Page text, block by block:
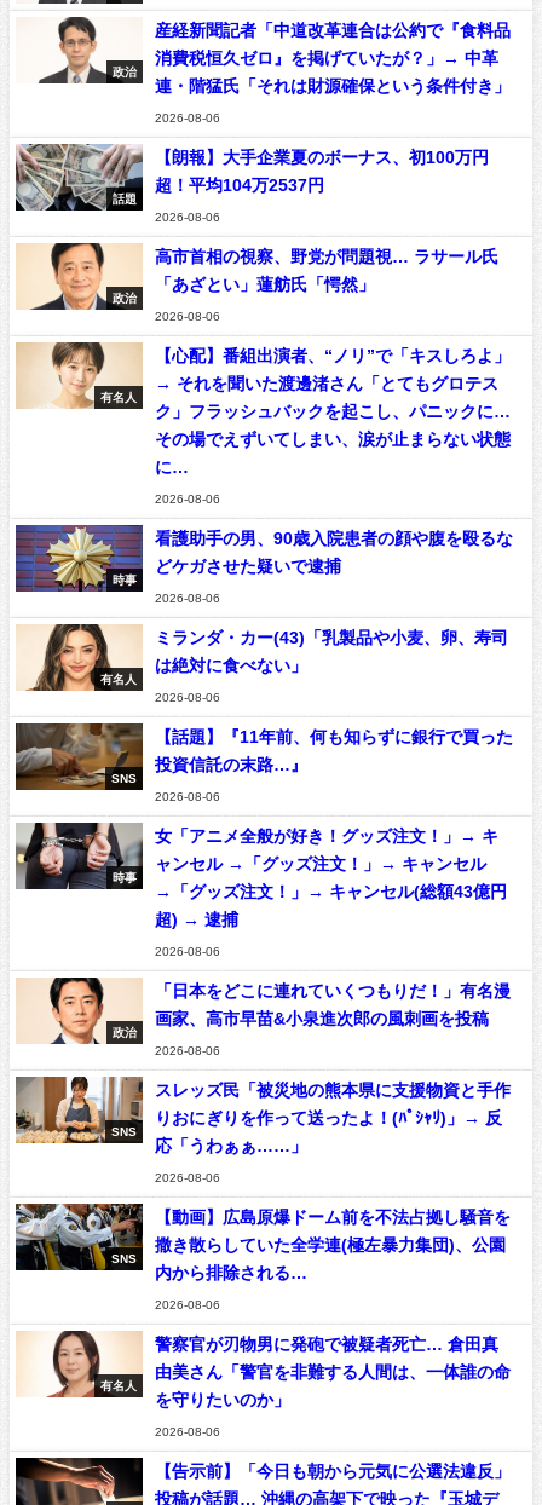
政治
産経新聞記者「中道改革連合は公約で『食料品
消費税恒久ゼロ』を掲げていたが？」→ 中革
連・階猛氏「それは財源確保という条件付き」
2026-08-06
話題
【朗報】大手企業夏のボーナス、初100万円
超！平均104万2537円
2026-08-06
政治
高市首相の視察、野党が問題視… ラサール氏
「あざとい」蓮舫氏「愕然」
2026-08-06
有名人
【心配】番組出演者、“ノリ”で「キスしろよ」
→ それを聞いた渡邊渚さん「とてもグロテス
ク」フラッシュバックを起こし、パニックに…
その場でえずいてしまい、涙が止まらない状態
に…
2026-08-06
時事
看護助手の男、90歳入院患者の顔や腹を殴るな
どケガさせた疑いで逮捕
2026-08-06
有名人
ミランダ・カー(43)「乳製品や小麦、卵、寿司
は絶対に食べない」
2026-08-06
SNS
【話題】『11年前、何も知らずに銀行で買った
投資信託の末路…』
2026-08-06
時事
女「アニメ全般が好き！グッズ注文！」→ キ
ャンセル →「グッズ注文！」→ キャンセル
→「グッズ注文！」→ キャンセル(総額43億円
超) → 逮捕
2026-08-06
政治
「日本をどこに連れていくつもりだ！」有名漫
画家、高市早苗&小泉進次郎の風刺画を投稿
2026-08-06
SNS
スレッズ民「被災地の熊本県に支援物資と手作
りおにぎりを作って送ったよ！(ﾊﾟｼｬﾘ)」→ 反
応「うわぁぁ……」
2026-08-06
SNS
【動画】広島原爆ドーム前を不法占拠し騒音を
撒き散らしていた全学連(極左暴力集団)、公園
内から排除される…
2026-08-06
有名人
警察官が刃物男に発砲で被疑者死亡… 倉田真
由美さん「警官を非難する人間は、一体誰の命
を守りたいのか」
2026-08-06
【告示前】「今日も朝から元気に公選法違反」
投稿が話題… 沖縄の高架下で映った『玉城デ